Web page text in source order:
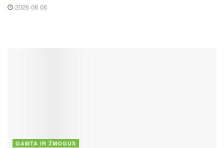
2026 08 06
GAMTA IR ŽMOGUS